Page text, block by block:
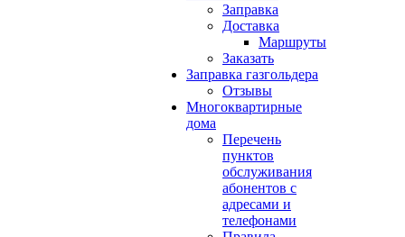
Заправка
Доставка
Маршруты
Заказать
Заправка газгольдера
Отзывы
Многоквартирные
дома
Перечень
пунктов
обслуживания
абонентов с
адресами и
телефонами